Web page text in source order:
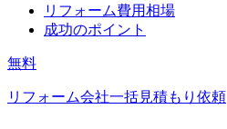
リフォーム費用相場
成功のポイント
無料
リフォーム会社一括見積もり依頼